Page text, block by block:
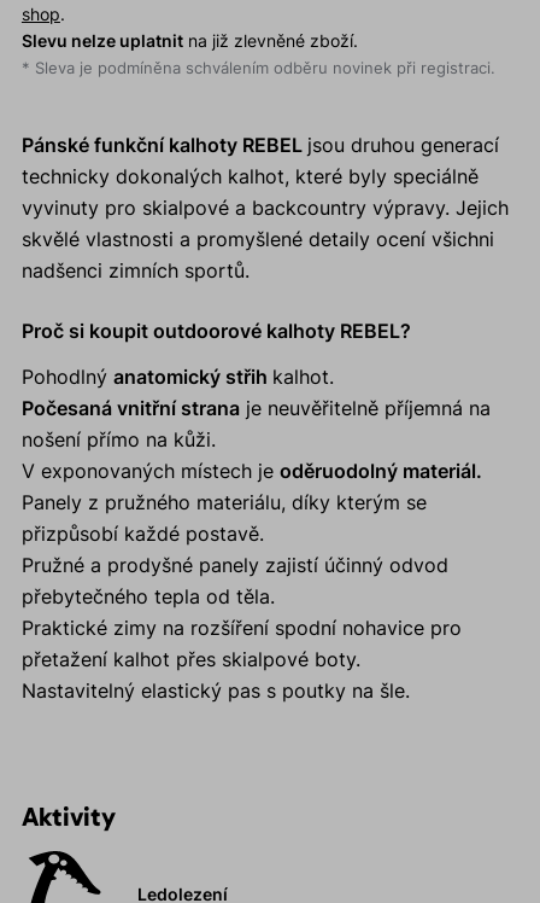
shop.
Slevu nelze uplatnitna již zlevněné zboží.
* Sleva je podmíněna schválením odběru novinek při registraci.
Pánské funkční kalhoty REBEL jsou druhou generací
technicky dokonalých kalhot, které byly speciálně
vyvinuty pro skialpové a backcountry výpravy. Jejich
skvělé vlastnosti a promyšlené detaily ocení všichni
nadšenci zimních sportů.
Proč si koupit outdoorové kalhoty REBEL?
Pohodlný anatomický střih kalhot.
Počesaná vnitřní stranaje neuvěřitelně příjemná na
nošení přímo na kůži.
V exponovaných místech je oděruodolný materiál.
Panely z pružného materiálu, díky kterým se
přizpůsobí každé postavě.
Pružné a prodyšné panely zajistí účinný odvod
přebytečného tepla od těla.
Praktické zimy na rozšíření spodní nohavice pro
přetažení kalhot přes skialpové boty.
Nastavitelný elastický pas s poutky na šle.
Aktivity
Ledolezení